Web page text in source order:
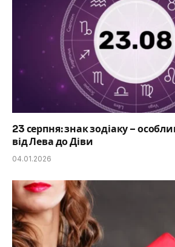
23 серпня: знак зодіаку –
від Лева до Діви
04.01.2026